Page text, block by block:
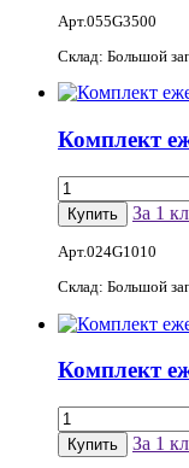
Арт.055G3500
Склад: Большой
Комплект
За 1
Арт.024G1010
Склад: Большой
Комплект
За 1